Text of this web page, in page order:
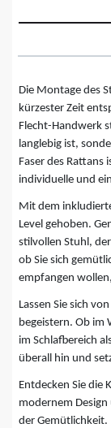
Die Montage des
kürzester Zeit
Flecht-Handwerk
langlebig ist,
Faser des Rattans
individuelle und
Mit dem
Level gehoben.
stilvollen Stuhl,
ob Sie sich
empfangen
Lassen Sie sich
begeistern. Ob im
im Schlafbereich
überall hin und
Entdecken Sie die
modernem
der Gemütlichkeit.